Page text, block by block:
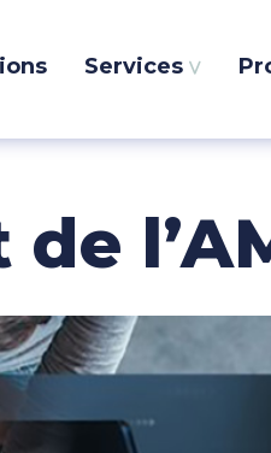
Services